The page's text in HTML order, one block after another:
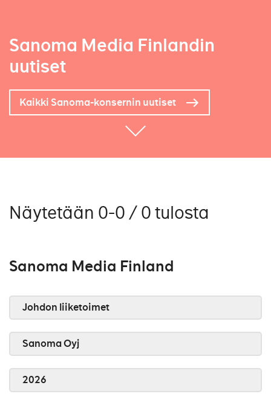
Sanoma Media Finlandin
uutiset
Kaikki Sanoma-konsernin uutiset
Näytetään 0-0 / 0 tulosta
Sanoma Media Finland
Johdon liiketoimet
Sanoma Oyj
2026